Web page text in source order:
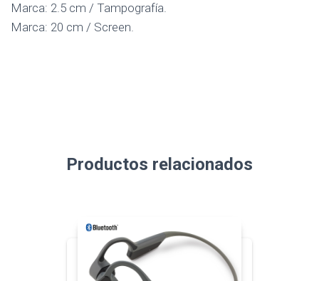
Marca: 2.5 cm / Tampografía.
Marca: 20 cm / Screen.
Productos relacionados